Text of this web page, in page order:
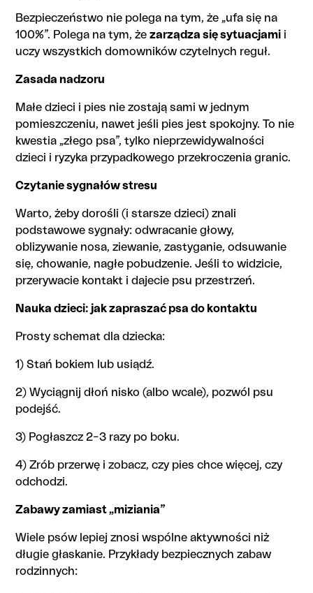
Bezpieczeństwo nie polega na tym, że „ufa się na
100%”. Polega na tym, żezarządza się sytuacjami i
uczy wszystkich domowników czytelnych reguł.
Zasada nadzoru
Małe dzieci i pies nie zostają sami w jednym
pomieszczeniu, nawet jeśli pies jest spokojny. To nie
kwestia „złego psa”, tylko nieprzewidywalności
dzieci i ryzyka przypadkowego przekroczenia granic.
Czytanie sygnałów stresu
Warto, żeby dorośli (i starsze dzieci) znali
podstawowe sygnały: odwracanie głowy,
oblizywanie nosa, ziewanie, zastyganie, odsuwanie
się, chowanie, nagłe pobudzenie. Jeśli to widzicie,
przerywacie kontakt i dajecie psu przestrzeń.
Nauka dzieci: jak zapraszać psa do kontaktu
Prosty schemat dla dziecka:
1) Stań bokiem lub usiądź.
2) Wyciągnij dłoń nisko (albo wcale), pozwól psu
podejść.
3) Pogłaszcz 2–3 razy po boku.
4) Zrób przerwę i zobacz, czy pies chce więcej, czy
odchodzi.
Zabawy zamiast „miziania”
Wiele psów lepiej znosi wspólne aktywności niż
długie głaskanie. Przykłady bezpiecznych zabaw
rodzinnych: